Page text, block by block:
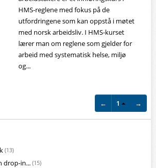
HMS-reglene med fokus på de
utfordringene som kan oppstå i møtet
med norsk arbeidsliv. I HMS-kurset
lærer man om reglene som gjelder for
arbeid med systematisk helse, miljø
og...
← 1 →
(13)
drop-in... (15)